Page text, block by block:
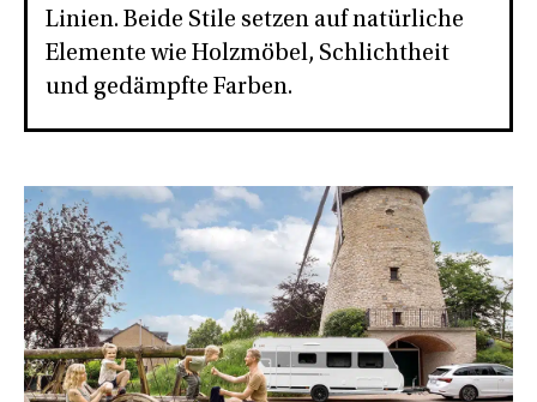
Linien. Beide Stile setzen auf natürliche
Elemente wie Holzmöbel, Schlichtheit
und gedämpfte Farben.